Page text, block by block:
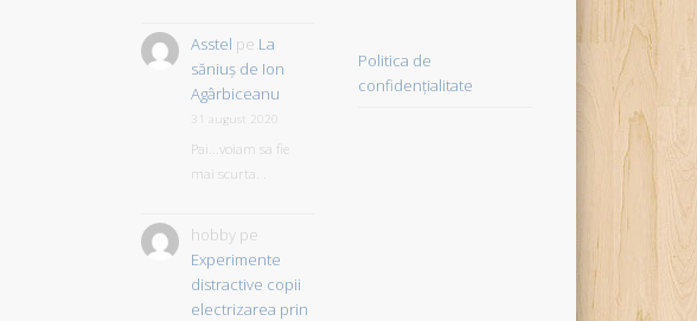
Asstel pe La
săniuş de Ion
Agârbiceanu
31 august 2020
Pai...voiam sa fie
mai scurta. .
hobbype
Experimente
distractive copii
electrizarea prin
Politica de
confidențialitate